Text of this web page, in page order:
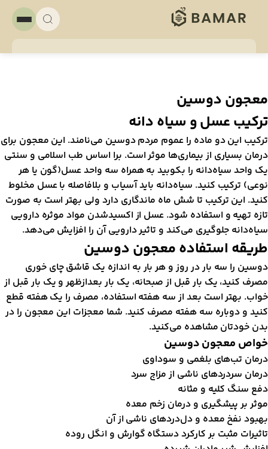
دوسین
عسل و سیاه دانه
این دو ماده را عموم مردم دوسین می‌نامند. این معجون برای
بسیاری از بیماری‌ها موثر است. برا اساس طب اسلامی و سنتی
واحد سیاه‌دانه را بکوبید به همراه سه واحد عسل(گون یا هر
ترکیب کنید. سیاه‌دانه باید آسیاب و بلافاصله با عسل مخلوط
این ترکیب تا شش ماه ماندگاری دارد ولی بهتر است به صورت
تهیه و استفاده شود. عسل از اکسید‌شدن مواد موثره دارویی
جلوگیری می‌کند و تاثیر دارویی آن را افزایش می‌دهد.
استفاده معجون دوسین
را سه بار در روز و هر بار به اندازه یک قاشق چای خوری
کنید، یک بار قبل از صبحانه، یک بار بعد‌از‌‌ظهر و یک بار قبل از
بهتر است بعد از سه هفته استفاده، مصرف را یک هفته قطع
و دوباره سه هفته مصرف کنید. شما معجزات این معجون را در
خودتان مشاهده می‌کنید.
معجون دوسین
تب‌های بلغمی و سوداوی
سردرد‌های ناشی از مزاج سرد
سنگ کلیه و مثانه
بر پیشگیری و درمان زخم معده
نفخ معده و دل‌درد‌های ناشی از آن
مثبت بر کارکرد دستگاه گوارش و انگل روده